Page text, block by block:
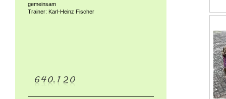
gemeinsam
Trainer: Karl-Heinz Fischer